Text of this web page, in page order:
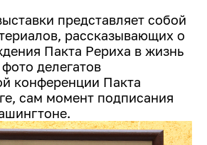
кабинет
студента
родителя
документы
представляет собой
рассказывающих о
Пакта Рериха в жизнь
делегатов
конференции Пакта
сам момент подписания